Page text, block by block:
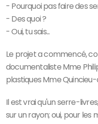
- Pourquoi pas faire des
- Des quoi ?
- Oui, tu sais...
Le projet a commencé,
documentaliste Mme
plastiques Mme
Il est vrai qu'un serre-
sur un rayon; oui, pour les